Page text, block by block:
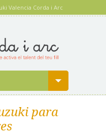
Valencia Corda i Arc
para